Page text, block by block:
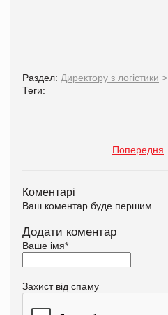
Раздел: Директору з логістики >
Теги:
Попередня
Коментарі
Ваш коментар буде першим.
Додати коментар
Ваше імя*
Захист від спаму